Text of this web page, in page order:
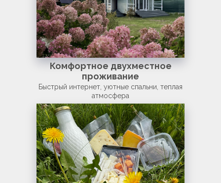
Комфортное двухместное
проживание
Быстрый интернет, уютные спальни, теплая
атмосфера